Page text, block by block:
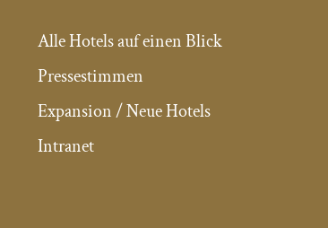
Alle Hotels auf einen Blick
Pressestimmen
Expansion / Neue Hotels
Intranet